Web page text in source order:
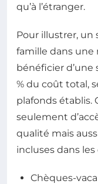
qu’à l’étranger.
Pour illustrer, un
famille dans une
bénéficier d’une
% du coût total,
plafonds
seulement
qualité mais
incluses dans les
Chèques-